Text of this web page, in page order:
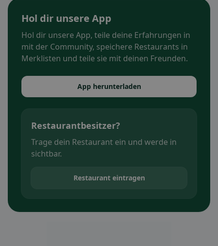
Hol dir unsere App
Hol dir unsere App, teile deine Erfahrungen in
mit der Community, speichere Restaurants in
Merklisten und teile sie mit deinen Freunden.
App herunterladen
Restaurantbesitzer?
Trage dein Restaurant ein und werde in
sichtbar.
Restaurant eintragen